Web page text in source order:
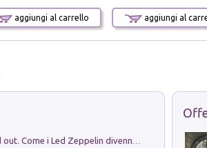
aggiungi al carrello aggiungi al